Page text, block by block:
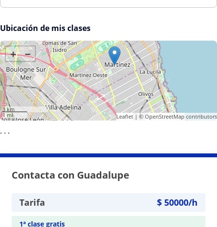
Ubicación de mis clases
+ −
3 km
1 mi
Leaflet| © OpenStreetMap contributors
· · ·
Contacta con Guadalupe
Tarifa $ 50000/h
1ª clase gratis